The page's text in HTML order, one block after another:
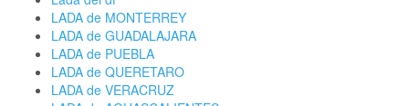
LADA de MONTERREY
LADA de GUADALAJARA
LADA de PUEBLA
LADA de QUERETARO
LADA de VERACRUZ